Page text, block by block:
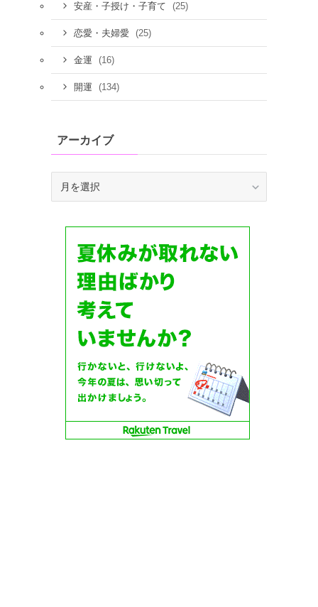
安産・子授け・子育て (25)
恋愛・夫婦愛 (25)
金運 (16)
開運 (134)
アーカイブ